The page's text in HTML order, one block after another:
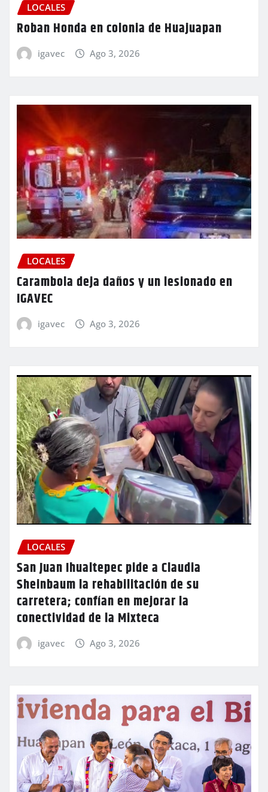
LOCALES
Roban Honda en colonia de Huajuapan
igavec Ago 3, 2026
LOCALES
Carambola deja daños y un lesionado en
IGAVEC
igavec Ago 3, 2026
LOCALES
San Juan Ihualtepec pide a Claudia
Sheinbaum la rehabilitación de su
carretera; confían en mejorar la
conectividad de la Mixteca
igavec Ago 3, 2026